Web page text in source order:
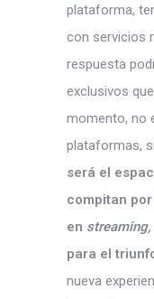
plataforma,
con servicios
respuesta
exclusivos
momento, no
plataformas,
será el
compitan
en streaming,
para el
nueva